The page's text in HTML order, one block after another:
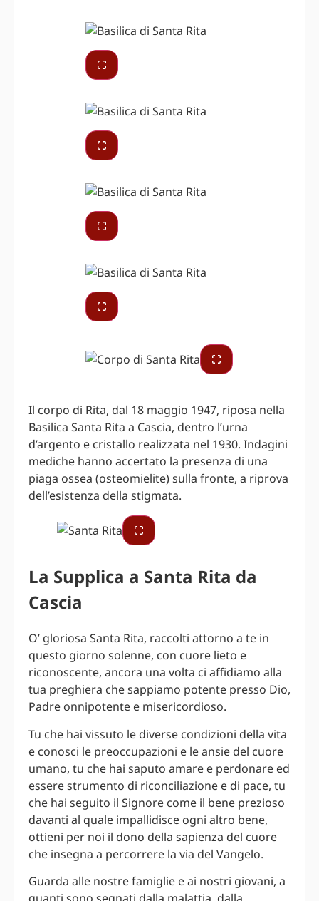
Il corpo di Rita, dal 18 maggio 1947, riposa nella
Basilica Santa Rita a Cascia, dentro l’urna
d’argento e cristallo realizzata nel 1930. Indagini
mediche hanno accertato la presenza di una
piaga ossea (osteomielite) sulla fronte, a riprova
dell’esistenza della stigmata.
La Supplica a Santa Rita da
Cascia
O’ gloriosa Santa Rita, raccolti attorno a te in
questo giorno solenne, con cuore lieto e
riconoscente, ancora una volta ci affidiamo alla
tua preghiera che sappiamo potente presso Dio,
Padre onnipotente e misericordioso.
Tu che hai vissuto le diverse condizioni della vita
e conosci le preoccupazioni e le ansie del cuore
umano, tu che hai saputo amare e perdonare ed
essere strumento di riconciliazione e di pace, tu
che hai seguito il Signore come il bene prezioso
davanti al quale impallidisce ogni altro bene,
ottieni per noi il dono della sapienza del cuore
che insegna a percorrere la via del Vangelo.
Guarda alle nostre famiglie e ai nostri giovani, a